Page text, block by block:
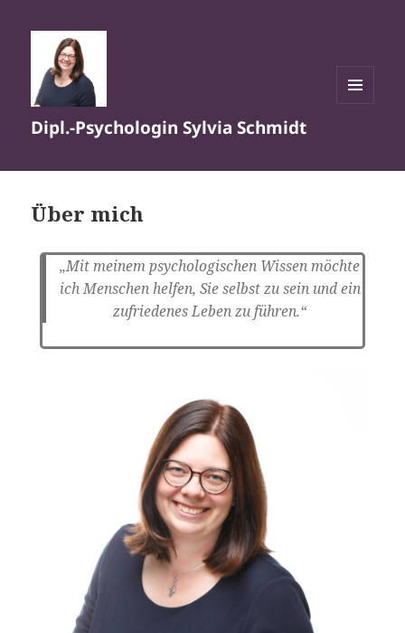
Dipl.-Psychologin Sylvia Schmidt
Über mich
„Mit meinem psychologischen Wissen möchte
ich Menschen helfen, Sie selbst zu sein und ein
zufriedenes Leben zu führen.“